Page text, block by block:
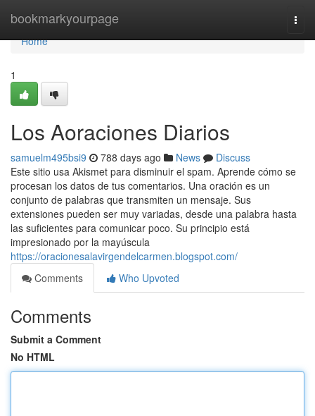
bookmarkyourpage
Home
Home
1
Los Aoraciones Diarios
samuelm495bsi9 788 days ago News
Discuss
Este sitio usa Akismet para disminuir el spam. Aprende cómo se
procesan los datos de tus comentarios. Una oración es un
conjunto de palabras que transmiten un mensaje. Sus
extensiones pueden ser muy variadas, desde una palabra hasta
las suficientes para comunicar poco. Su principio está
impresionado por la mayúscula
https://oracionesalavirgendelcarmen.blogspot.com/
Comments
Who Upvoted
Comments
Submit a Comment
No HTML